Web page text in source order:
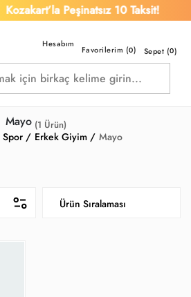
Kozakart’la Peşinatsız 10 Taksit!
Favorilerim (0) Sepet (0)
Mayo (1 Ürün)
Spor / Erkek Giyim / Mayo